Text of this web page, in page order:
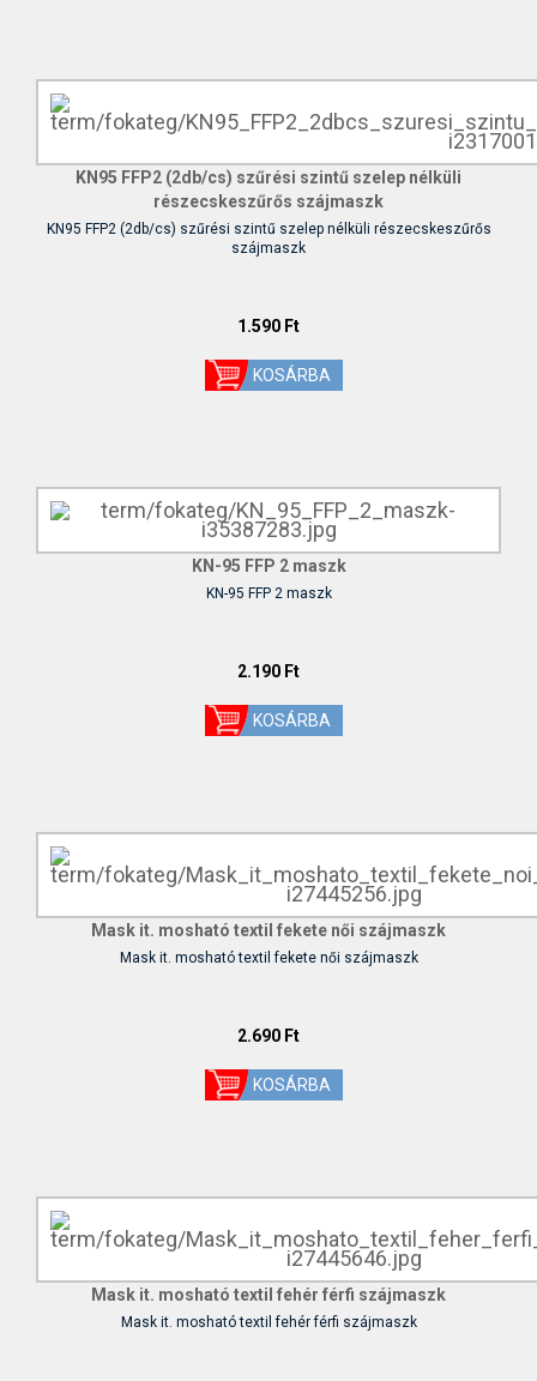
KN95 FFP2 (2db/cs) szűrési szintű szelep nélküli
részecskeszűrős szájmaszk
KN95 FFP2 (2db/cs) szűrési szintű szelep nélküli részecskeszűrős
szájmaszk
1.590 Ft
KN-95 FFP 2 maszk
KN-95 FFP 2 maszk
2.190 Ft
Mask it. mosható textil fekete női szájmaszk
Mask it. mosható textil fekete női szájmaszk
2.690 Ft
Mask it. mosható textil fehér férfi szájmaszk
Mask it. mosható textil fehér férfi szájmaszk